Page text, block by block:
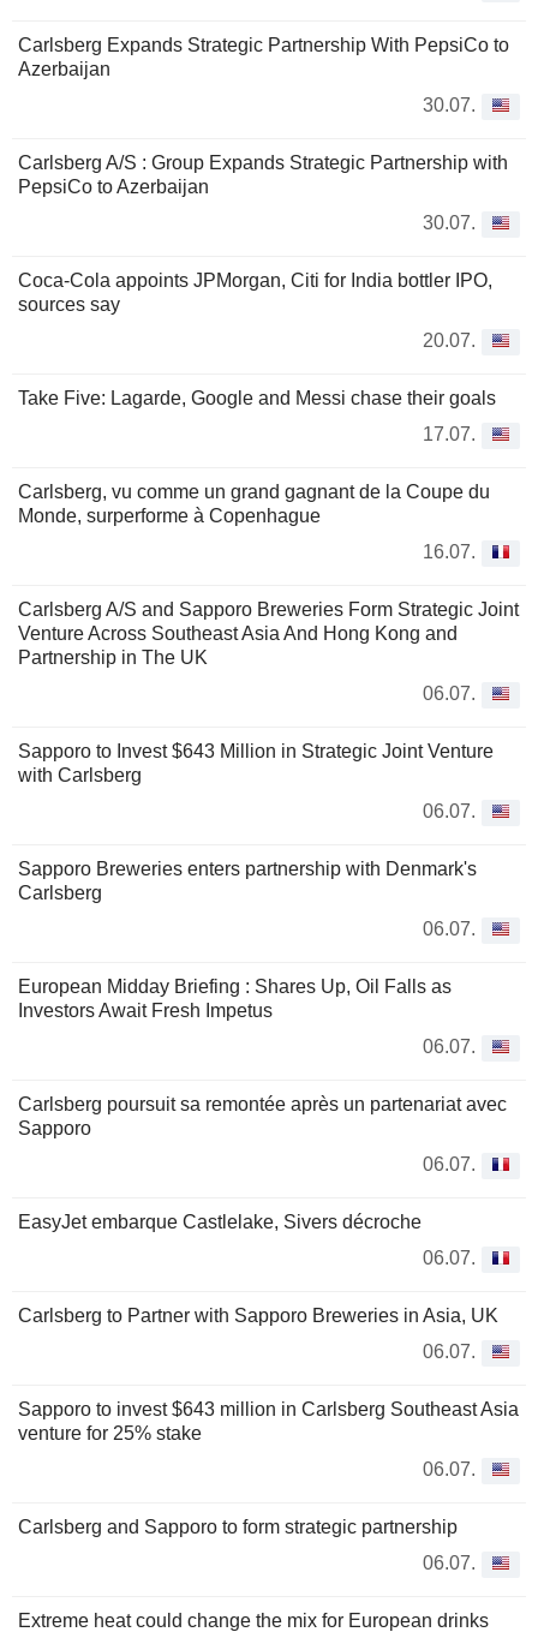
Carlsberg Expands Strategic Partnership With PepsiCo to
Azerbaijan
30.07.
Carlsberg A/S : Group Expands Strategic Partnership with
PepsiCo to Azerbaijan
30.07.
Coca-Cola appoints JPMorgan, Citi for India bottler IPO,
sources say
20.07.
Take Five: Lagarde, Google and Messi chase their goals
17.07.
Carlsberg, vu comme un grand gagnant de la Coupe du
Monde, surperforme à Copenhague
16.07.
Carlsberg A/S and Sapporo Breweries Form Strategic Joint
Venture Across Southeast Asia And Hong Kong and
Partnership in The UK
06.07.
Sapporo to Invest $643 Million in Strategic Joint Venture
with Carlsberg
06.07.
Sapporo Breweries enters partnership with Denmark's
Carlsberg
06.07.
European Midday Briefing : Shares Up, Oil Falls as
Investors Await Fresh Impetus
06.07.
Carlsberg poursuit sa remontée après un partenariat avec
Sapporo
06.07.
EasyJet embarque Castlelake, Sivers décroche
06.07.
Carlsberg to Partner with Sapporo Breweries in Asia, UK
06.07.
Sapporo to invest $643 million in Carlsberg Southeast Asia
venture for 25% stake
06.07.
Carlsberg and Sapporo to form strategic partnership
06.07.
Extreme heat could change the mix for European drinks